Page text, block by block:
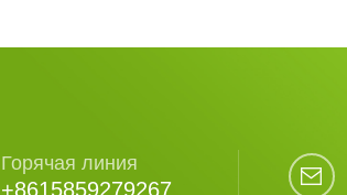
Горячая линия
+8615859279267